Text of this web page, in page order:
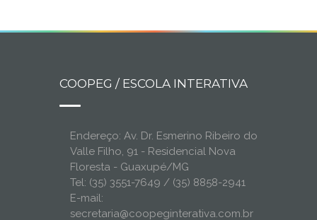
COOPEG / ESCOLA INTERATIVA
Endereço: Av. Dr. Esmerino Ribeiro do
Valle Filho, 91 - Residencial Nova
Floresta - Guaxupé/MG
Tel: (35) 3551-7649 / (35) 8858-2941
E-mail:
secretaria@coopeginterativa.com.br